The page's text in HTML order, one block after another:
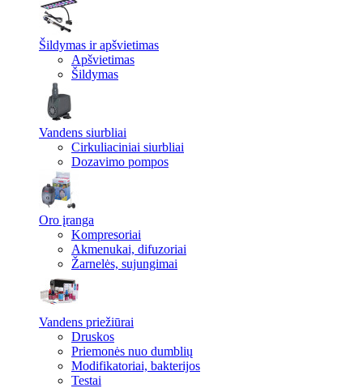
Šildymas ir apšvietimas
Apšvietimas
Šildymas
Vandens siurbliai
Cirkuliaciniai siurbliai
Dozavimo pompos
Oro įranga
Kompresoriai
Akmenukai, difuzoriai
Žarnelės, sujungimai
Vandens priežiūrai
Druskos
Priemonės nuo dumblių
Modifikatoriai, bakterijos
Testai